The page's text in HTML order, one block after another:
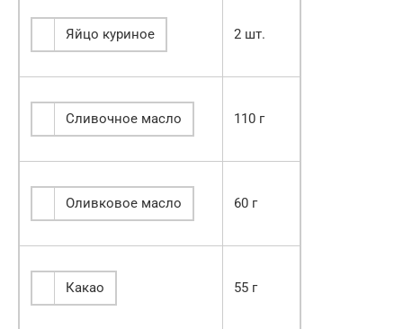
Яйцо куриное 2 шт.
Сливочное масло 110 г
Оливковое масло 60 г
Какао 55 г